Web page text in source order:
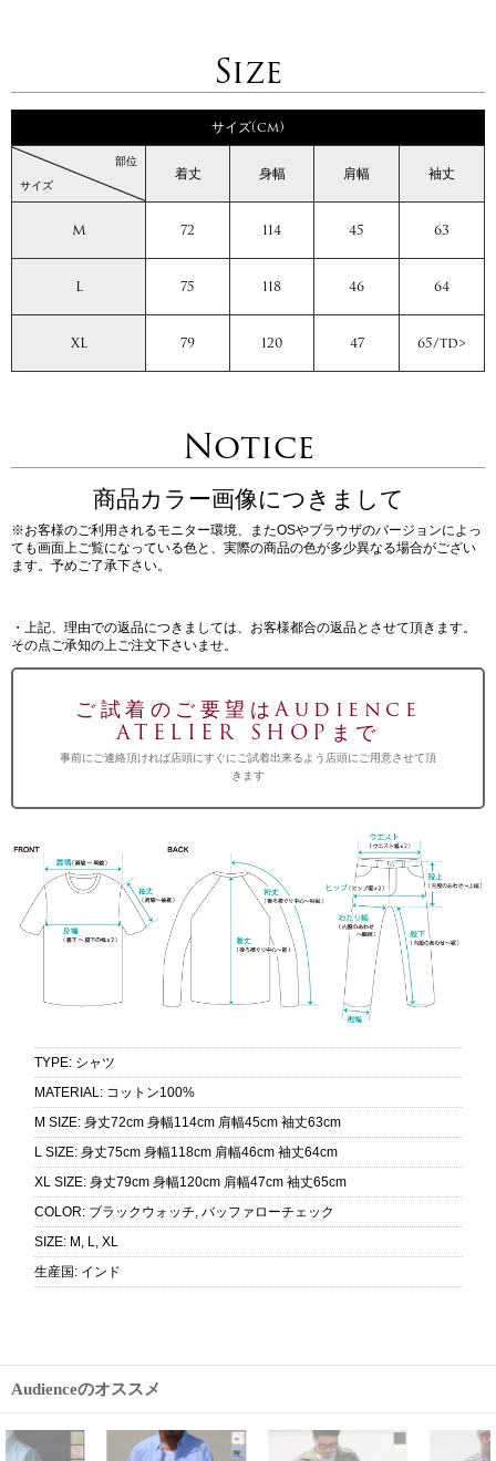
Size
サイズ(cm)
サイズ
部位
着丈 身幅 肩幅 袖丈
M 72 114 45 63
L 75 118 46 64
XL 79 120 47 65/td>
Notice
商品カラー画像につきまして
※お客様のご利用されるモニター環境、またOSやブラウザのバージョンによっ
ても画面上ご覧になっている色と、実際の商品の色が多少異なる場合がござい
ます。予めご了承下さい。
・上記、理由での返品につきましては、お客様都合の返品とさせて頂きます。
その点ご承知の上ご注文下さいませ。
ご試着のご要望はAudience
ATELIER SHOPまで
事前にご連絡頂ければ店頭にすぐにご試着出来るよう店頭にご用意させて頂
きます
TYPE: シャツ
MATERIAL: コットン100%
M SIZE: 身丈72cm 身幅114cm 肩幅45cm 袖丈63cm
L SIZE: 身丈75cm 身幅118cm 肩幅46cm 袖丈64cm
XL SIZE: 身丈79cm 身幅120cm 肩幅47cm 袖丈65cm
COLOR: ブラックウォッチ, バッファローチェック
SIZE: M, L, XL
生産国 : インド
Audienceのオススメ